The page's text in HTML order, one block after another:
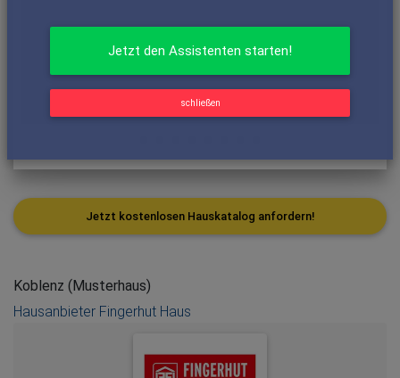
Jetzt den Assistenten starten!
schließen
Koblenz (Musterhaus)
Hausanbieter Fingerhut Haus
Jetzt kostenlosen Hauskatalog anfordern!